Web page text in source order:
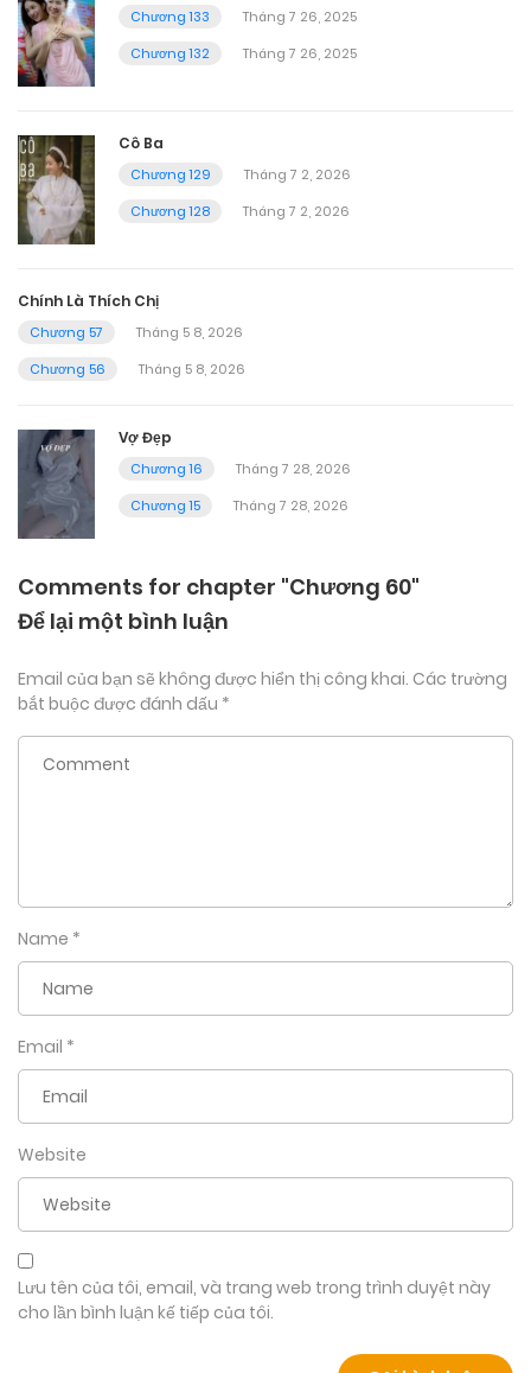
Chương 133
Tháng 7 26, 2025
Chương 132
Tháng 7 26, 2025
Cô Ba
Chương 129
Tháng 7 2, 2026
Chương 128
Tháng 7 2, 2026
Chính Là Thích Chị
Chương 57
Tháng 5 8, 2026
Chương 56
Tháng 5 8, 2026
Vợ Đẹp
Chương 16
Tháng 7 28, 2026
Chương 15
Tháng 7 28, 2026
Comments for chapter "Chương 60"
Để lại một bình luận
Email của bạn sẽ không được hiển thị công khai. Các trường
bắt buộc được đánh dấu *
Name *
Email *
Website
Lưu tên của tôi, email, và trang web trong trình duyệt này
cho lần bình luận kế tiếp của tôi.